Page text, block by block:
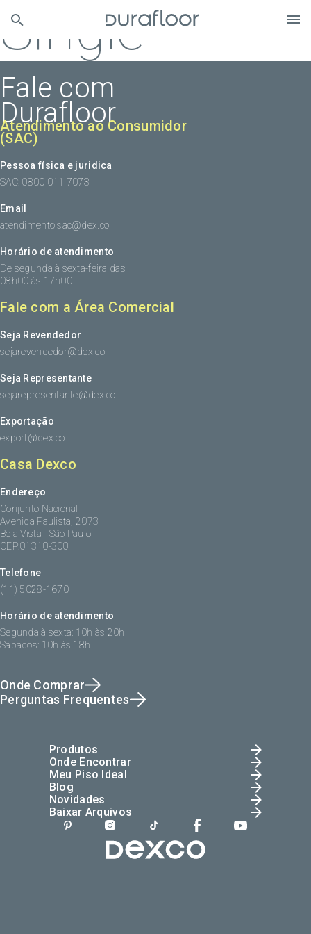
Single
Fale com
Durafloor
Atendimento ao Consumidor
(SAC)
Pessoa física e juridica
SAC: 0800 011 7073
Email
atendimento.sac@dex.co
Horário de atendimento
De segunda à sexta-feira das
08h00 às 17h00
Fale com a Área Comercial
Seja Revendedor
sejarevendedor@dex.co
Seja Representante
sejarepresentante@dex.co
Exportação
export@dex.co
Casa Dexco
Endereço
Conjunto Nacional
Avenida Paulista, 2073
Bela Vista - São Paulo
CEP:01310-300
Telefone
(11) 5028-1670
Horário de atendimento
Segunda à sexta: 10h às 20h
Sábados: 10h às 18h
Onde Comprar
Perguntas Frequentes
Produtos
Onde Encontrar
Meu Piso Ideal
Blog
Novidades
Baixar Arquivos